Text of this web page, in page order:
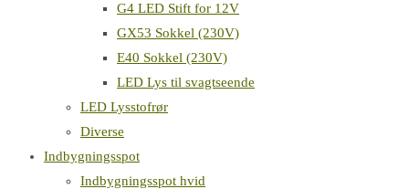
G4 LED Stift for 12V
GX53 Sokkel (230V)
E40 Sokkel (230V)
LED Lys til svagtseende
LED Lysstofrør
Diverse
Indbygningsspot
Indbygningsspot hvid